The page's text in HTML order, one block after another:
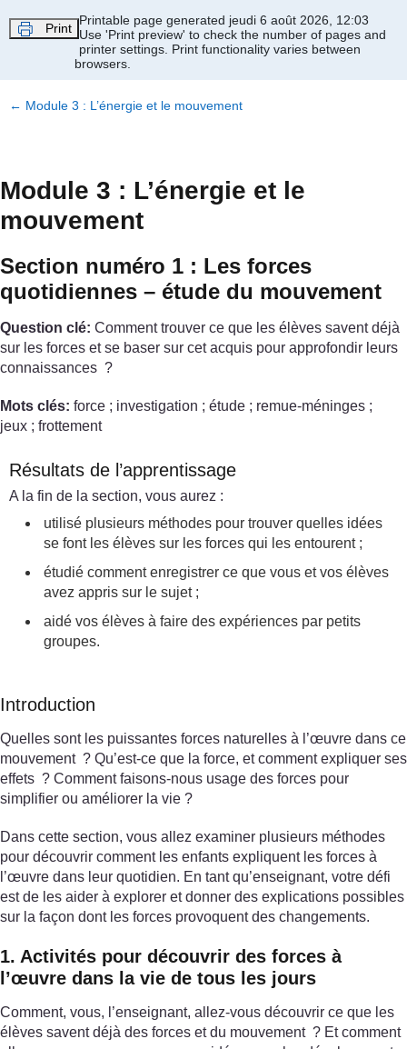
Print
Printable page generated jeudi 6 août 2026, 12:03
Use 'Print preview' to check the number of pages and
printer settings. Print functionality varies between
browsers.
← Module 3 : L’énergie et le mouvement
Module 3 : L’énergie et le
mouvement
Section numéro 1 : Les forces
quotidiennes – étude du mouvement
Question clé: Comment trouver ce que les élèves savent déjà
sur les forces et se baser sur cet acquis pour approfondir leurs
connaissances ?
Mots clés: force ; investigation ; étude ; remue-méninges ;
jeux ; frottement
Résultats de l’apprentissage
A la fin de la section, vous aurez :
utilisé plusieurs méthodes pour trouver quelles idées
se font les élèves sur les forces qui les entourent ;
étudié comment enregistrer ce que vous et vos élèves
avez appris sur le sujet ;
aidé vos élèves à faire des expériences par petits
groupes.
Introduction
Quelles sont les puissantes forces naturelles à l’œuvre dans ce
mouvement ? Qu’est-ce que la force, et comment expliquer ses
effets ? Comment faisons-nous usage des forces pour
simplifier ou améliorer la vie ?
Dans cette section, vous allez examiner plusieurs méthodes
pour découvrir comment les enfants expliquent les forces à
l’œuvre dans leur quotidien. En tant qu’enseignant, votre défi
est de les aider à explorer et donner des explications possibles
sur la façon dont les forces provoquent des changements.
1. Activités pour découvrir des forces à
l’œuvre dans la vie de tous les jours
Comment, vous, l’enseignant, allez-vous découvrir ce que les
élèves savent déjà des forces et du mouvement ? Et comment